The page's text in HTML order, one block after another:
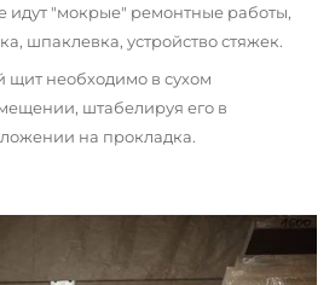
идут "мокрые" ремонтные работы,
шпаклевка, устройство стяжек.
щит необходимо в сухом
штабелируя его в
на прокладка.